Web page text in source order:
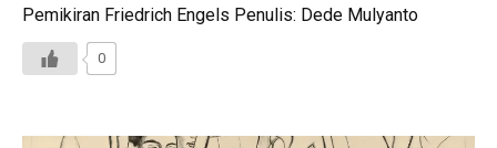
Pemikiran Friedrich Engels Penulis: Dede Mulyanto
0